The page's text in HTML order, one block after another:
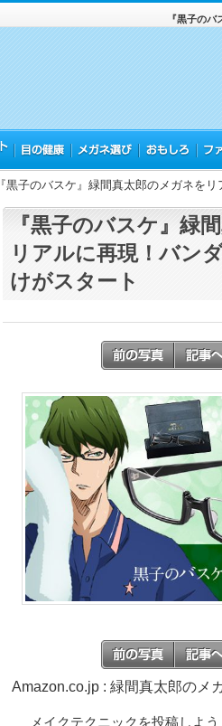
『黒子の
『黒子のバスケ』緑間真太郎のメガネを
『黒子のバスケ』緑
リアルに再現！バン
けがスタート
Amazon.co.jp : 緑間真太郎のメ
メイクテクニックを投稿しよ